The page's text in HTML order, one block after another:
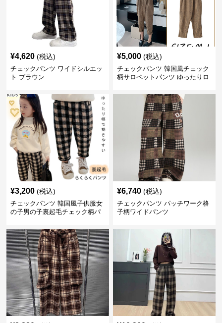
¥4,620 (税込)
チェックパンツ ワイドシルエッ
ト ブラウン
¥5,000 (税込)
チェックパンツ 韓国風チェック
柄サロペットパンツ ゆったりロ
¥3,200 (税込)
チェックパンツ 韓国風子供服女
の子男の子裏起毛チェック柄パ
¥6,740 (税込)
チェックパンツ パッチワーク格
子柄ワイドパンツ